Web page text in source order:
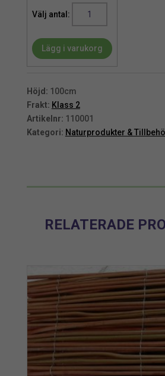
rulle
mängd
Lägg i varukorg
Höjd: 100cm
Frakt: Klass 2
Artikelnr: 110001
Kategori: Naturprodukter &
RELATERADE